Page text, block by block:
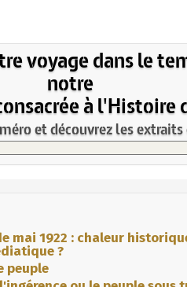
voyage dans le
notre
à l'Histoire
et découvrez les
mai 1922 : chaleur
?
peuple